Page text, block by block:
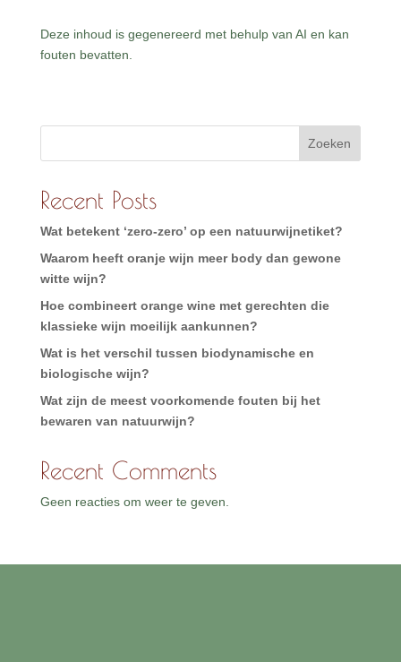
Deze inhoud is gegenereerd met behulp van AI en kan
fouten bevatten.
Zoeken
Recent Posts
Wat betekent ‘zero-zero’ op een natuurwijnetiket?
Waarom heeft oranje wijn meer body dan gewone
witte wijn?
Hoe combineert orange wine met gerechten die
klassieke wijn moeilijk aankunnen?
Wat is het verschil tussen biodynamische en
biologische wijn?
Wat zijn de meest voorkomende fouten bij het
bewaren van natuurwijn?
Recent Comments
Geen reacties om weer te geven.